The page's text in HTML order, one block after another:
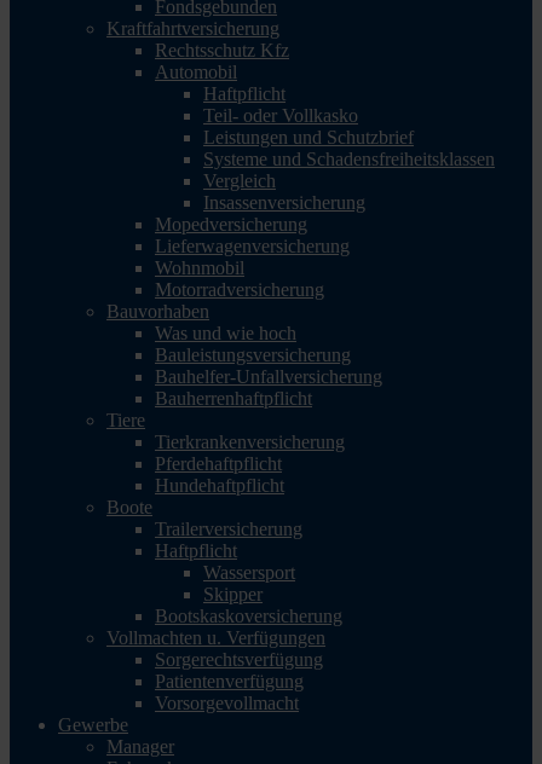
Fondsgebunden
Kraftfahrtversicherung
Rechtsschutz Kfz
Automobil
Haftpflicht
Teil- oder Vollkasko
Leistungen und Schutzbrief
Systeme und Schadensfreiheitsklassen
Vergleich
Insassenversicherung
Mopedversicherung
Lieferwagenversicherung
Wohnmobil
Motorradversicherung
Bauvorhaben
Was und wie hoch
Bauleistungsversicherung
Bauhelfer-Unfallversicherung
Bauherrenhaftpflicht
Tiere
Tierkrankenversicherung
Pferdehaftpflicht
Hundehaftpflicht
Boote
Trailerversicherung
Haftpflicht
Wassersport
Skipper
Bootskaskoversicherung
Vollmachten u. Verfügungen
Sorgerechtsverfügung
Patientenverfügung
Vorsorgevollmacht
Gewerbe
Manager